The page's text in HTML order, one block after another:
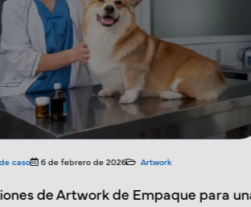
de caso 22 de enero de 2026 Artwork
DE CUMPLIMIENTO DE